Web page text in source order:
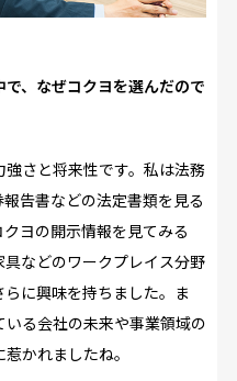
、なぜコクヨを選んだので
さと将来性です。私は法務
告書などの法定書類を見る
ヨの開示情報を見てみる
などのワークプレイス分野
に興味を持ちました。ま
る会社の未来や事業領域の
かれましたね。